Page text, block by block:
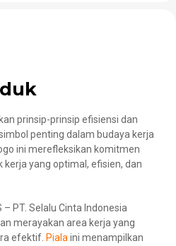
prinsip-prinsip efisiensi dan
penting dalam budaya kerja
ini merefleksikan komitmen
yang optimal, efisien, dan
– PT. Selalu Cinta Indonesia
merayakan area kerja yang
efektif. Piala ini menampilkan